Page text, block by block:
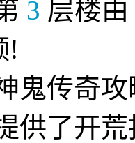
3 层楼由
!
鬼传奇
供了开